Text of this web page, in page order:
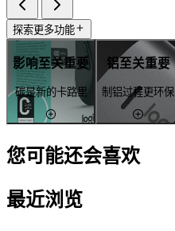
探索更多功能
影响至关重要
碳是新的卡路里
铝至关重要
制铝过程更环保
您可能还会喜欢
最近浏览